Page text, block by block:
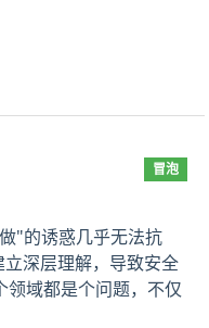
冒泡
"的诱惑几乎无法抗
深层理解，导致安全
领域都是个问题，不仅